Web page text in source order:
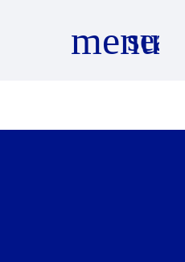
menu